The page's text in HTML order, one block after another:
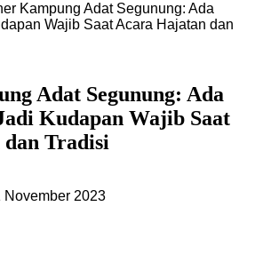
Kampung Adat Segunung: Ada
Wajib Saat Acara Hajatan dan
Adat Segunung: Ada
Kudapan Wajib Saat
Tradisi
November 2023